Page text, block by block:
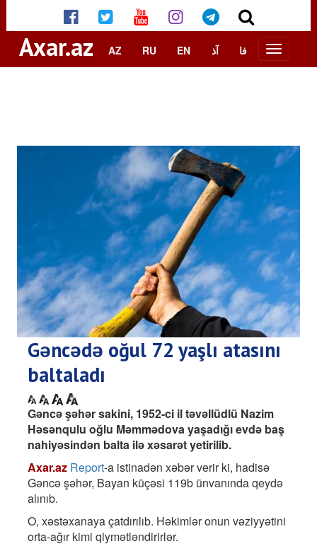
Axar.az AZ RU EN آذ فا
Gəncədə oğul 72 yaşlı atasını
baltaladı
Gəncə şəhər sakini, 1952-ci il təvəllüdlü Nazim
Həsənqulu oğlu Məmmədova yaşadığı evdə baş
nahiyəsindən balta ilə xəsarət yetirilib.
Axar.az Report-a istinadən xəbər verir ki, hadisə
Gəncə şəhər, Bayan küçəsi 119b ünvanında qeydə
alınıb.
O, xəstəxanaya çatdırılıb. Həkimlər onun vəziyyətini
orta-ağır kimi qiymətləndirirlər.